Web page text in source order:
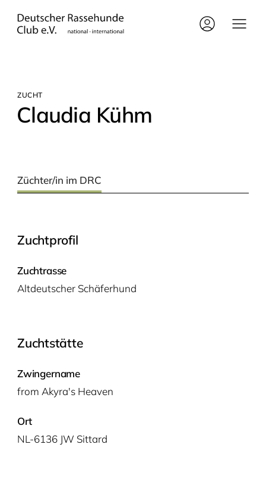
ZUCHT
Clau­dia Kühm
Züchter/in im DRC
Zuchtprofil
Zuchtrasse
Alt­deut­scher Schäferhund
Zuchtstätte
Zwingername
from Akyra's Heaven
Ort
NL-6136 JW Sittard